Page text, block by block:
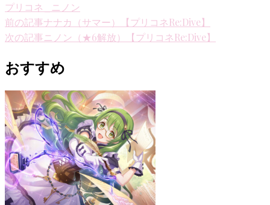
プリコネ_ニノン
投
稿
ナ
ビ
ゲ
ー
シ
ョ
ン
前の記事ナナカ（サマー）【プリコネRe:Dive】
次の記事ニノン（★6解放）【プリコネRe:Dive】
おすすめ